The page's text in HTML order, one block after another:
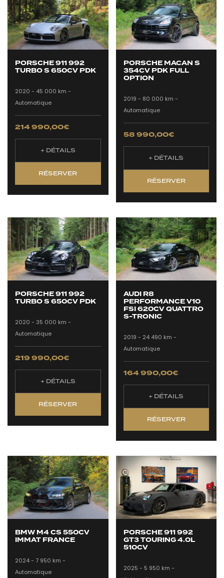
PORSCHE 911 992
TURBO S 650CV PDK
2020 - 45 000 km -
Automatique
214 990,00€
+ DÉTAILS
RÉSERVER
PORSCHE MACAN S
354CV PDK FULL
OPTION
2019 - 80 000 km -
Automatique
58 990,00€
+ DÉTAILS
RÉSERVER
PORSCHE 911 992
TURBO S 650CV PDK
2020 - 35 000 km -
Automatique
219 990,00€
+ DÉTAILS
RÉSERVER
AUDI R8
PERFORMANCE V10
FSI 620CV QUATTRO
S-TRONIC
2019 - 24 490 km -
Automatique
164 990,00€
+ DÉTAILS
RÉSERVER
BMW M4 CS 550CV
IMMAT FRANCE
2024 - 7 950 km -
Automatique
PORSCHE 911 992
GT3 TOURING 4.0L
510CV
2025 - 5 950 km -